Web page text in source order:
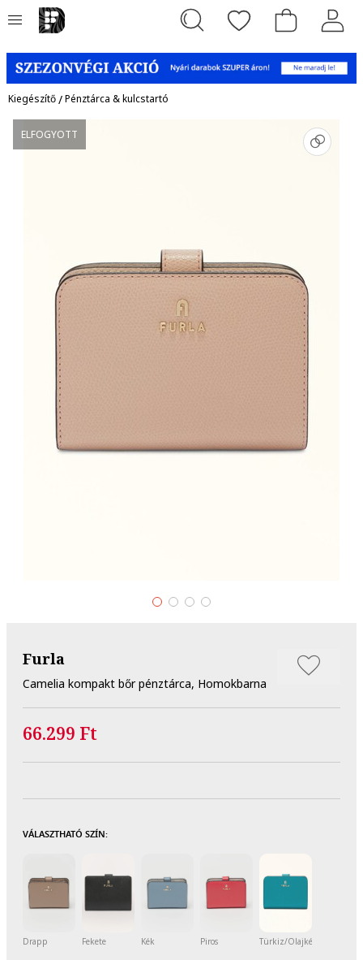
Kiegészítő/Pénztárca & kulcstartó
ELFOGYOTT
Furla
Camelia kompakt bőr pénztárca, Homokbarna
66.299 Ft
VÁLASZTHATÓ SZÍN:
Drapp Fekete Kék Piros Türkiz/Olajkék